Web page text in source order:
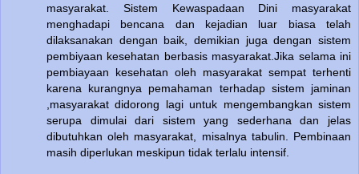
masyarakat. Sistem Kewaspadaan Dini masyarakat
menghadapi bencana dan kejadian luar biasa telah
dilaksanakan dengan baik, demikian juga dengan sistem
pembiyaan kesehatan berbasis masyarakat.Jika selama ini
pembiayaan kesehatan oleh masyarakat sempat terhenti
karena kurangnya pemahaman terhadap sistem jaminan
,masyarakat didorong lagi untuk mengembangkan sistem
serupa dimulai dari sistem yang sederhana dan jelas
dibutuhkan oleh masyarakat, misalnya tabulin. Pembinaan
masih diperlukan meskipun tidak terlalu intensif.